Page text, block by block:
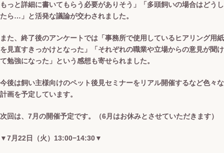
もっと詳細に書いてもらう必要がありそう」「多頭飼いの場合はどうし
たら…」と活発な議論が交わされました。
また、終了後のアンケートでは「事務所で使用しているヒアリング用紙
を見直すきっかけとなった」「それぞれの職業や立場からの意見が聞け
て勉強になった」という感想も寄せられました。
今後は飼い主様向けのペット後見セミナーをリアル開催するなど色々な
計画を予定しています。
次回は、7月の開催予定です。（6月はお休みとさせていただきます）
▼7月22日（火）13:00−14:30▼